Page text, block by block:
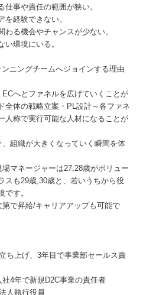
仕事や責任の範囲が狭い。
を経験できない。
わる機会やチャンスが少ない。
い環境にいる。
ニングチームへジョインする理由
へとファネルを広げていくことが
全体の戦略立案・PL設計～各ファネ
人称で実行可能な人材になることが
組織が大きくなっていく瞬間を体
マネージャーは27,28歳がボリュー
スも29歳,30歳と、若いうちから役
す。
で昇給/キャリアアップも可能で
ち上げ、3年目で事業部セールス責
4年で新規D2C事業の責任者
人執行役員